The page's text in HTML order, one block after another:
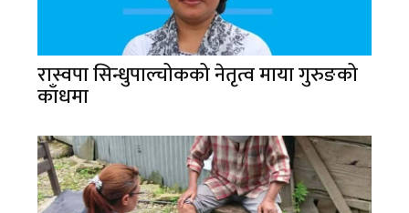
रास्वपा सिन्धुपाल्चोकको नेतृत्व माया गुरुङको
काँधमा